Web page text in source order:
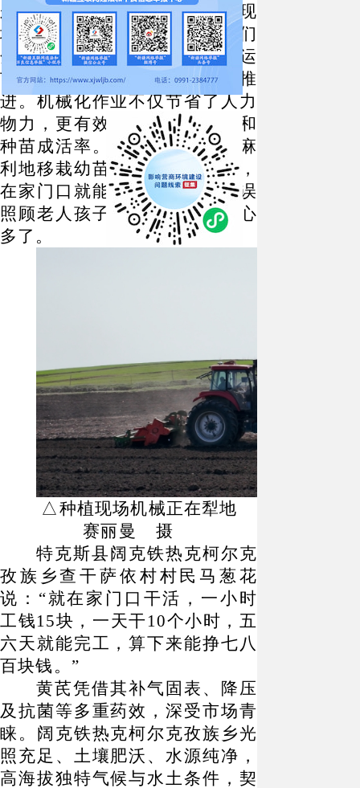
尔克孜族乡查干萨依村，种植现
场黄芪移栽机来回穿梭，农户们
分工协作、有条不紊，起苗、运
苗、移栽、覆土等工序有序推
进。机械化作业不仅节省了人力
物力，更有效提高了种植效率和
种苗成活率。村民马葱花一边麻
利地移栽幼苗，一边笑着说道，
在家门口就能务工挣钱，不耽误
照顾老人孩子，比外出打工省心
多了。
△种植现场机械正在犁地
赛丽曼 摄
特克斯县阔克铁热克柯尔克
孜族乡查干萨依村村民马葱花
说： “就在家门口干活，一小时
工钱15块，一天干10个小时，五
六天就能完工，算下来能挣七八
百块钱。”
黄芪凭借其补气固表、降压
及抗菌等多重药效，深受市场青
睐。阔克铁热克柯尔克孜族乡光
照充足、土壤肥沃、水源纯净，
高海拔独特气候与水土条件，契